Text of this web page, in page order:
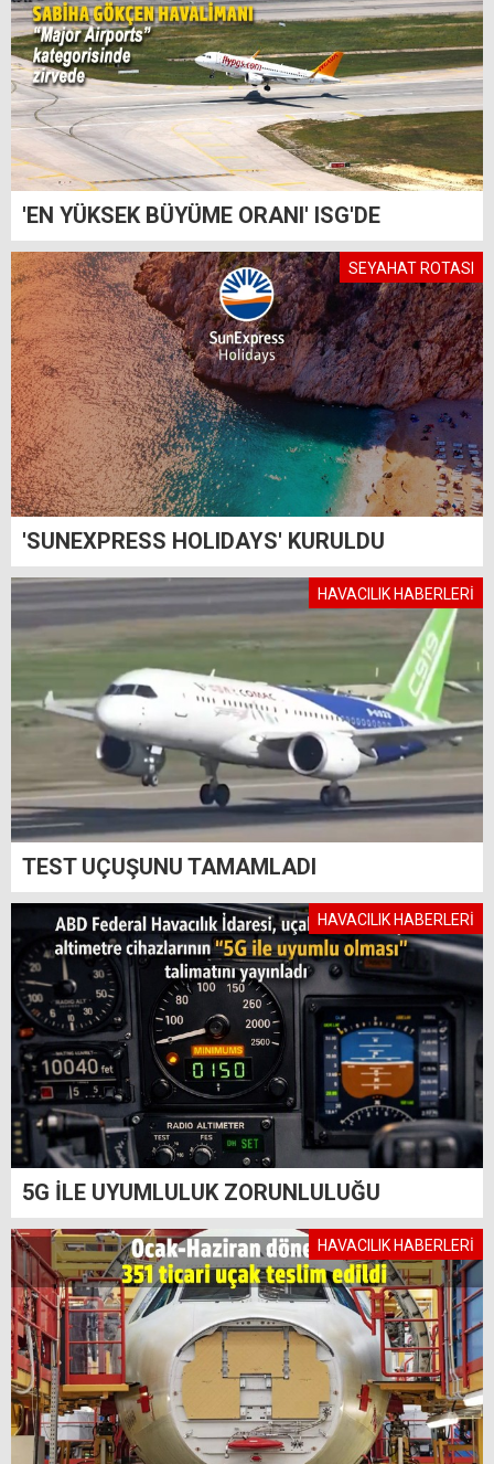
'EN YÜKSEK BÜYÜME ORANI' ISG'DE
SEYAHAT ROTASI
'SUNEXPRESS HOLIDAYS' KURULDU
HAVACILIK HABERLERİ
TEST UÇUŞUNU TAMAMLADI
HAVACILIK HABERLERİ
5G İLE UYUMLULUK ZORUNLULUĞU
HAVACILIK HABERLERİ